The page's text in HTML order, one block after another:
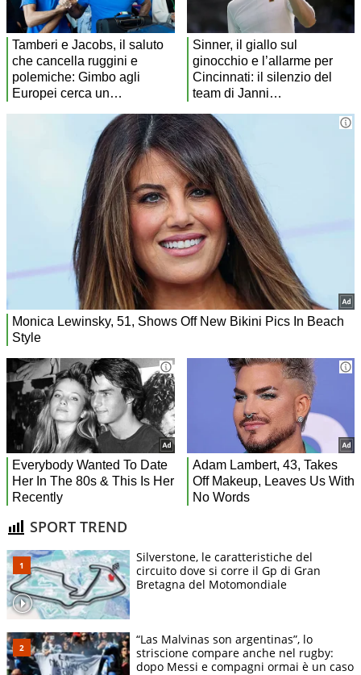
SPORT TREND
Silverstone, le caratteristiche del
circuito dove si corre il Gp di Gran
Bretagna del Motomondiale
“Las Malvinas son argentinas”, lo
striscione compare anche nel rugby:
dopo Messi e compagni ormai è un caso